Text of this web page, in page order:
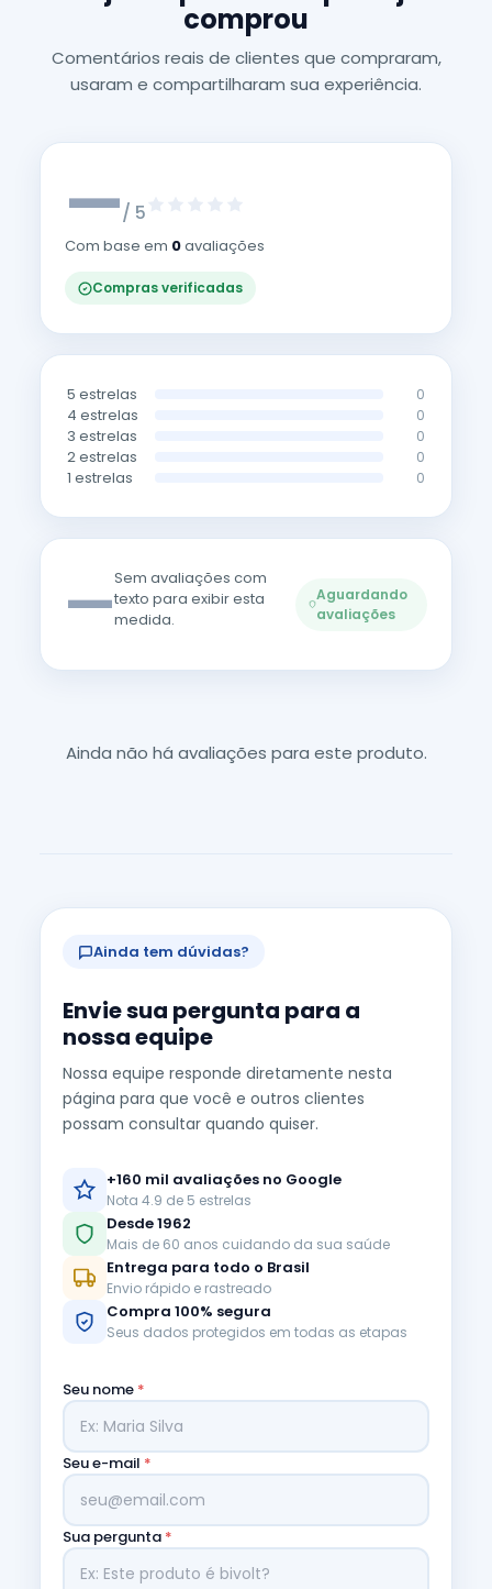
comprou
Comentários reais de clientes que compraram,
usaram e compartilharam sua experiência.
—/ 5
Com base em 0avaliações
Compras verificadas
5 estrelas 0
4 estrelas 0
3 estrelas 0
2 estrelas 0
1 estrelas 0
—Sem avaliações com
texto para exibir esta
medida.
Aguardando
avaliações
Ainda não há avaliações para este produto.
Ainda tem dúvidas?
Envie sua pergunta para a
nossa equipe
Nossa equipe responde diretamente nesta
página para que você e outros clientes
possam consultar quando quiser.
+160 mil avaliações no Google
Nota 4.9 de 5 estrelas
Desde 1962
Mais de 60 anos cuidando da sua saúde
Entrega para todo o Brasil
Envio rápido e rastreado
Compra 100% segura
Seus dados protegidos em todas as etapas
Seu nome *
Seu e-mail *
Sua pergunta *